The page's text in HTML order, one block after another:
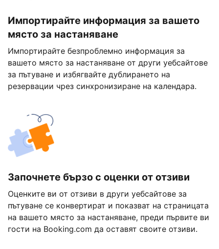
Импортирайте информация за вашето
място за настаняване
Импортирайте безпроблемно информация за
вашето място за настаняване от други уебсайтове
за пътуване и избягвайте дублирането на
резервации чрез синхронизиране на календара.
Започнете бързо с оценки от отзиви
Оценките ви от отзиви в други уебсайтове за
пътуване се конвертират и показват на страницата
на вашето място за настаняване, преди първите ви
гости на Booking.com да оставят своите отзиви.